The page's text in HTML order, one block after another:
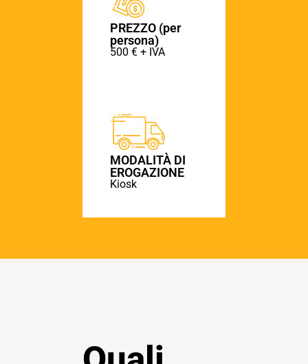
PREZZO (per
persona)
500 € + IVA
MODALITÀ DI
EROGAZIONE
Kiosk